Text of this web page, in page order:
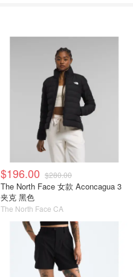
$196.00 $280.00
The North Face 女款 Aconcagua 3
夹克 黑色
The North Face CA